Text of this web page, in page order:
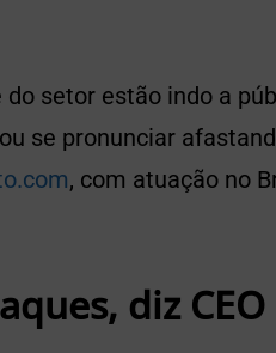
setor estão indo a
se pronunciar
, com atuação no
diz CEO